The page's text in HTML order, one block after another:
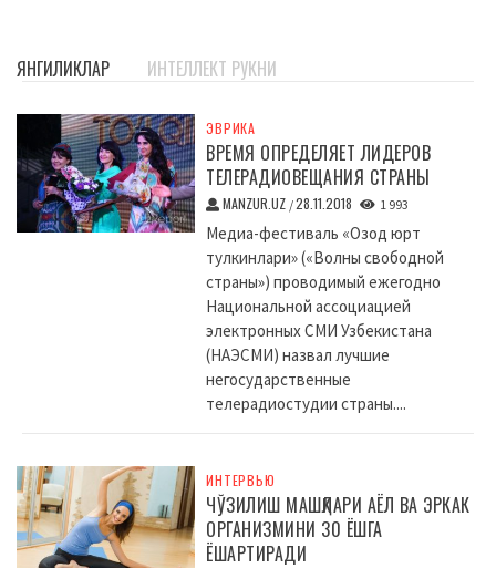
ЯНГИЛИКЛАР ИНТЕЛЛЕКТ РУКНИ
ЭВРИКА
ВРЕМЯ ОПРЕДЕЛЯЕТ ЛИДЕРОВ
ТЕЛЕРАДИОВЕЩАНИЯ СТРАНЫ
MANZUR.UZ /28.11.2018 1 993
Медиа-фестиваль «Озод юрт
тулкинлари» («Волны свободной
страны») проводимый ежегодно
Национальной ассоциацией
электронных СМИ Узбекистана
(НАЭСМИ) назвал лучшие
негосударственные
телерадиостудии страны....
ИНТЕРВЬЮ
ЧЎЗИЛИШ МАШҚЛАРИ АЁЛ ВА ЭРКАК
ОРГАНИЗМИНИ 30 ЁШГА
ЁШАРТИРАДИ